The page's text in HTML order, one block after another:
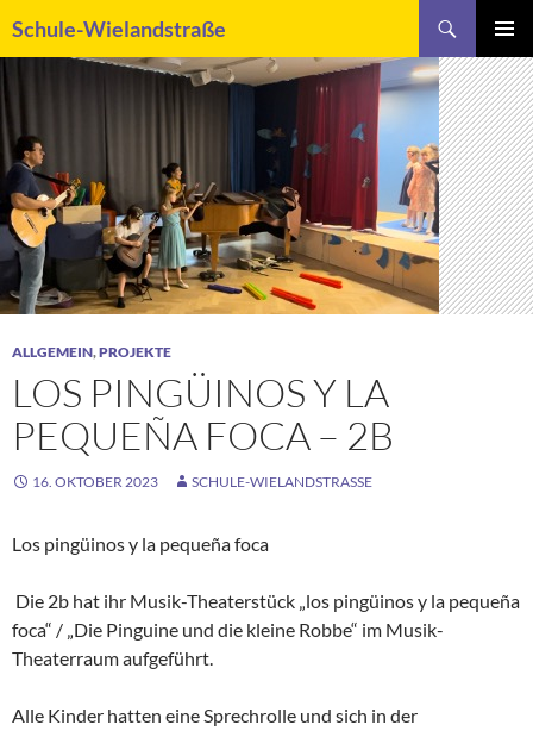
Inhalt
Schule-Wielandstraße
MENÜ
ALLGEMEIN,PROJEKTE
LOS PINGÜINOS Y LA
PEQUEÑA FOCA – 2B
16. OKTOBER 2023 SCHULE-WIELANDSTRASSE
Los pingüinos y la pequeña foca
Die 2b hat ihr Musik-Theaterstück „los pingüinos y la pequeña
foca“ / „Die Pinguine und die kleine Robbe“ im Musik-
Theaterraum aufgeführt.
Alle Kinder hatten eine Sprechrolle und sich in der